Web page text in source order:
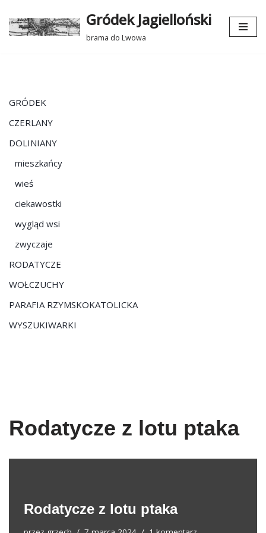
Przejdź
Gródek Jagielloński
brama do Lwowa
GRÓDEK
CZERLANY
DOLINIANY
mieszkańcy
wieś
ciekawostki
wygląd wsi
zwyczaje
RODATYCZE
WOŁCZUCHY
PARAFIA RZYMSKOKATOLICKA
WYSZUKIWARKI
Rodatycze z lotu ptaka
Rodatycze z lotu ptaka